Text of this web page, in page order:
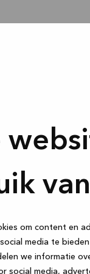
om content en
media te
we informatie
social media,